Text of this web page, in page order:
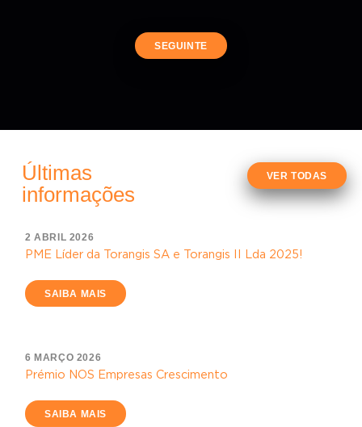
SEGUINTE
Últimas
informações
VER TODAS
2 ABRIL 2026
PME Líder da Torangis SA e Torangis II Lda 2025!
SAIBA MAIS
6 MARÇO 2026
Prémio NOS Empresas Crescimento
SAIBA MAIS